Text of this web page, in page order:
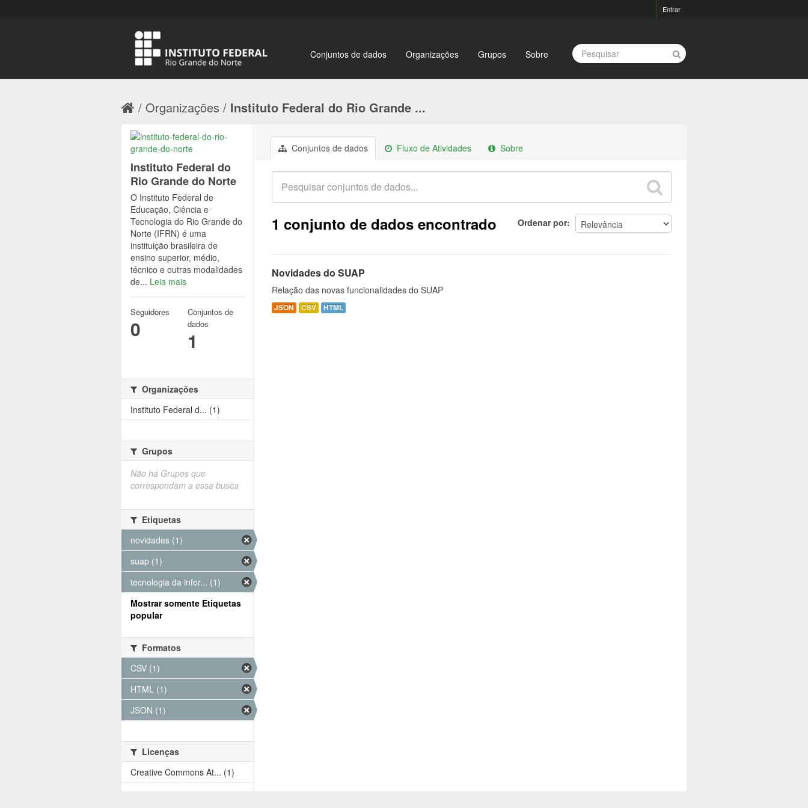
Entrar
Conjuntos de dados Organizações Grupos Sobre
Organizações Instituto Federal do Rio Grande ...
Conjuntos de dados Fluxo de Atividades Sobre
Ordenar por
1 conjunto de dados encontrado
Novidades do SUAP
Relação das novas funcionalidades do SUAP
JSON CSV HTML
Instituto Federal do
Rio Grande do Norte
O Instituto Federal de
Educação, Ciência e
Tecnologia do Rio Grande do
Norte (IFRN) é uma
instituição brasileira de
ensino superior, médio,
técnico e outras modalidades
de... Leia mais
Seguidores
0
Conjuntos de
dados
1
Organizações
Instituto Federal d... (1)
Grupos
Não há Grupos que
correspondam a essa busca
Etiquetas
novidades (1)
suap (1)
tecnologia da infor... (1)
Mostrar somente Etiquetas
popular
Formatos
CSV (1)
HTML (1)
JSON (1)
Licenças
Creative Commons At... (1)